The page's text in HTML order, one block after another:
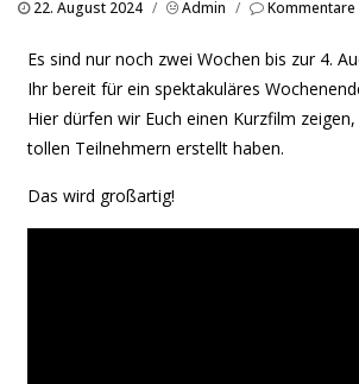
22. August 2024 / Admin /
Es sind nur noch zwei Wochen bis zur 4.
Ihr bereit für ein spektakuläres
Hier dürfen wir Euch einen Kurzfilm
tollen Teilnehmern erstellt haben.
Das wird großartig!